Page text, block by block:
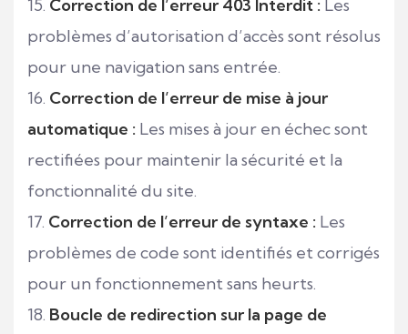
Correction de l’erreur 403 Interdit : Les
problèmes d’autorisation d’accès sont résolus
pour une navigation sans entrée.
Correction de l’erreur de mise à jour
automatique : Les mises à jour en échec sont
rectifiées pour maintenir la sécurité et la
fonctionnalité du site.
Correction de l’erreur de syntaxe : Les
problèmes de code sont identifiés et corrigés
pour un fonctionnement sans heurts.
Boucle de redirection sur la page de